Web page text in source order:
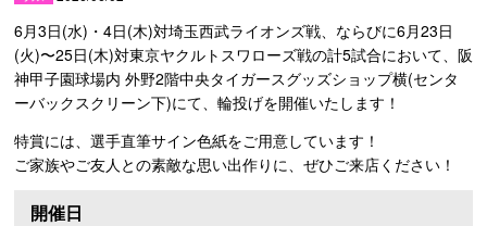
6月3日(水)・4日(木)対埼玉西武ライオンズ戦、ならびに6月23日
(火)〜25日(木)対東京ヤクルトスワローズ戦の計5試合において、阪
神甲子園球場内 外野2階中央タイガースグッズショップ横(センタ
ーバックスクリーン下)にて、輪投げを開催いたします！
特賞には、選手直筆サイン色紙をご用意しています！
ご家族やご友人との素敵な思い出作りに、ぜひご来店ください！
開催日